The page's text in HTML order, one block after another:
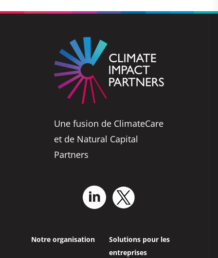
Une fusion de ClimateCare
et de Natural Capital
Partners
Notre organisation
Solutions pour les
entreprises